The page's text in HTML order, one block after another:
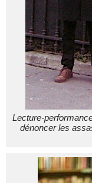
Lecture-
dénoncer les